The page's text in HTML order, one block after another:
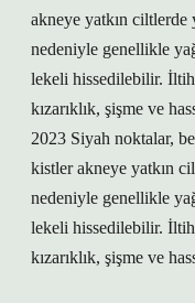
akneye yatkın ciltlerde
nedeniyle genellikle
lekeli hissedilebilir.
kızarıklık, şişme ve
2023 Siyah noktalar,
kistler akneye yatkın
nedeniyle genellikle
lekeli hissedilebilir.
kızarıklık, şişme ve